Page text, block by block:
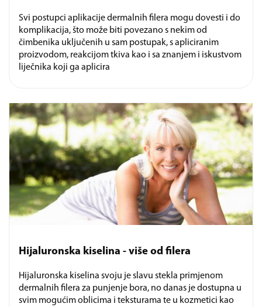
Svi postupci aplikacije dermalnih filera mogu dovesti i do
komplikacija, što može biti povezano s nekim od
čimbenika uključenih u sam postupak, s apliciranim
proizvodom, reakcijom tkiva kao i sa znanjem i iskustvom
liječnika koji ga aplicira
Hijaluronska kiselina - više od filera
Hijaluronska kiselina svoju je slavu stekla primjenom
dermalnih filera za punjenje bora, no danas je dostupna u
svim mogućim oblicima i teksturama te u kozmetici kao